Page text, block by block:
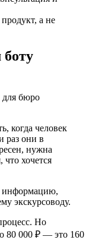
а не
боту
для бюро
когда человек
раз они в
нужна
что хочется
информацию,
экскурсоводу.
Но
80 000 ₽ — это 160